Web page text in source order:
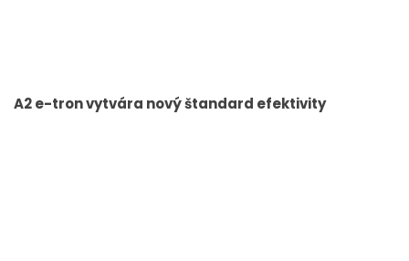
A2 e-tron vytvára nový štandard efektivity